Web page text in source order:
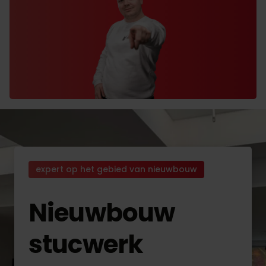
expert op het gebied van nieuwbouw
Nieuwbouw
stucwerk